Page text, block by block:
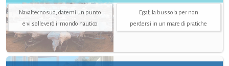
Navaltecnosud, datemi un punto
e vi solleverò il mondo nautico
Egaf, la bussola per non
perdersi in un mare di pratiche